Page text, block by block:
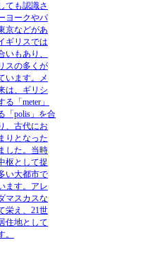
ても認識さ
ヨークやパ
京などがあ
ギリスでは
いもあり、
スの多くが
います。
メ
は、ギリシ
「meter」
「polis」を合
、古代にお
りとなった
した。当時
枢として捉
い大都市で
ます。アレ
マスカスな
栄え、21世
住地として